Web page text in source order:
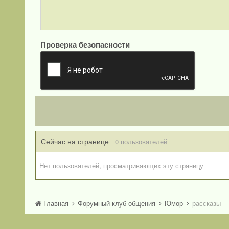
Проверка безопасности
Сейчас на странице 0 пользователей
Нет пользователей, просматривающих эту страницу
Главная Форумный клуб общения Юмор рассказы